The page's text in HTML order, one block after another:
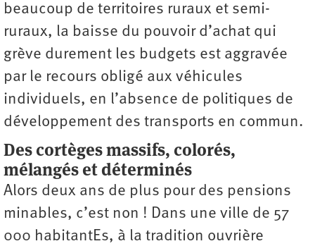
beaucoup de territoires ruraux et semi-
ruraux, la baisse du pouvoir d’achat qui
grève durement les budgets est aggravée
par le recours obligé aux véhicules
individuels, en l’absence de politiques de
développement des transports en commun.
Des cortèges massifs, colorés,
mélangés et déterminés
Alors deux ans de plus pour des pensions
minables, c’est non ! Dans une ville de 57
000 habitantEs, à la tradition ouvrière